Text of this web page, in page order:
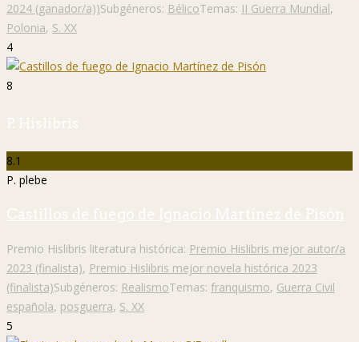
2024 (ganador/a))Subgéneros: BélicoTemas: II Guerra Mundial,
Polonia, S. XX
4
8
P. Hislibris
8.1
P. plebe
Castillos de fuego de Ignacio Martínez de Pisón
Premio Hislibris literatura histórica: Premio Hislibris mejor autor/a
2023 (finalista), Premio Hislibris mejor novela histórica 2023
(finalista)Subgéneros: RealismoTemas: franquismo, Guerra Civil
española, posguerra, S. XX
5